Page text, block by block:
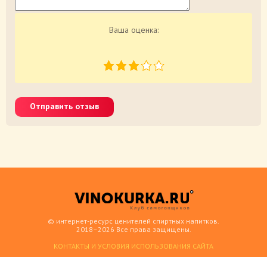
Ваша оценка:
Отправить отзыв
© интернет-ресурс ценителей спиртных напитков.
2018–2026 Все права защищены.
КОНТАКТЫ И УСЛОВИЯ ИСПОЛЬЗОВАНИЯ САЙТА